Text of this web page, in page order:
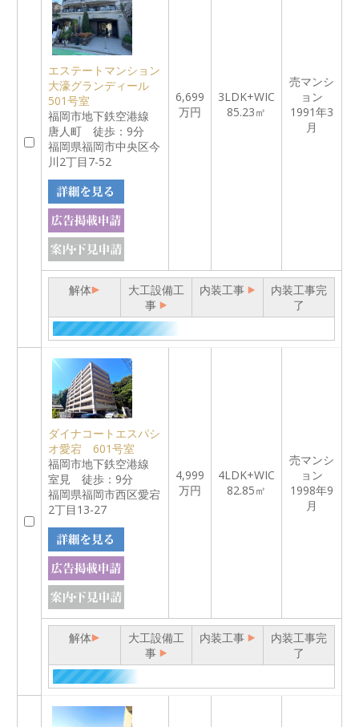
エステートマンション
大濠グランディール
501号室
福岡市地下鉄空港線
唐人町 徒歩：9分
福岡県福岡市中央区今
川2丁目7-52
6,699
万円
3LDK+WIC
85.23㎡
売マンシ
ョン
1991年3
月
解体
大工設備工
事
内装工事
内装工事完
了
ダイナコートエスパシ
オ愛宕 601号室
福岡市地下鉄空港線
室見 徒歩：9分
福岡県福岡市西区愛宕
2丁目13-27
4,999
万円
4LDK+WIC
82.85㎡
売マンシ
ョン
1998年9
月
解体
大工設備工
事
内装工事
内装工事完
了